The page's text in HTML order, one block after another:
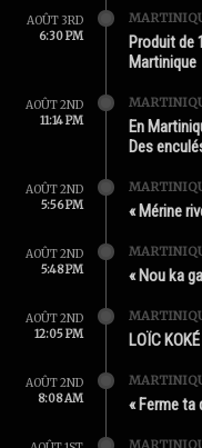
AOÛT 3RD
6:30 PM
Produit de
Martinique
AOÛT 2ND
11:14 PM
En
Des
AOÛT 2ND
5:56 PM
« Mérine
AOÛT 2ND
5:48 PM
« Nou ka
AOÛT 2ND
12:05 PM
LOÏC
AOÛT 2ND
8:08 AM
« Ferme ta